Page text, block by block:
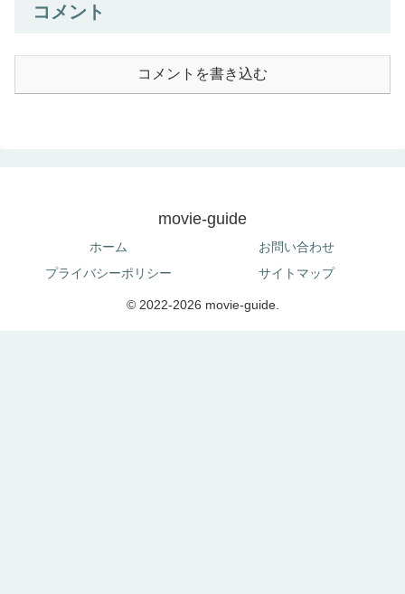
コメント
コメントを書き込む
movie-guide
ホーム
お問い合わせ
プライバシーポリシー
サイトマップ
© 2022-2026 movie-guide.